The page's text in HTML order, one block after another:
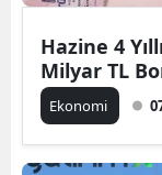
Hazine 4
Milyar TL
Ekonomi